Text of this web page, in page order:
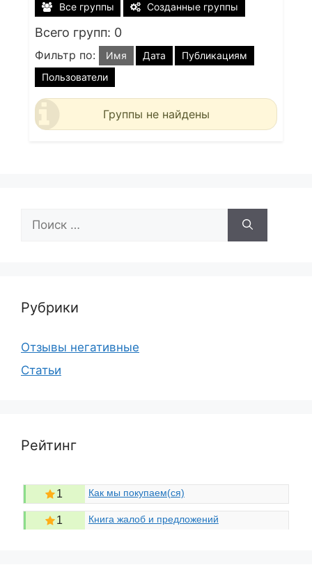
Все группы Созданные группы
Всего групп: 0
Фильтр по: Имя Дата
Публикациям
Пользователи
Группы не найдены
Рубрики
Отзывы негативные
Статьи
Рейтинг
1 Как мы покупаем(ся)
1 Книга жалоб и предложений